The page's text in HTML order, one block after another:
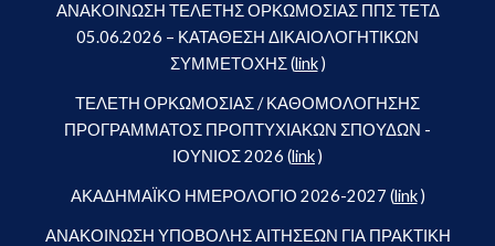
ΑΝΑΚΟΙΝΩΣΗ ΤΕΛΕΤΗΣ ΟΡΚΩΜΟΣΙΑΣ ΠΠΣ ΤΕΤΔ
05.06.2026 – ΚΑΤΑΘΕΣΗ ΔΙΚΑΙΟΛΟΓΗΤΙΚΩΝ
ΣΥΜΜΕΤΟΧΗΣ (link )
ΤΕΛΕΤΗ ΟΡΚΩΜΟΣΙΑΣ / ΚΑΘΟΜΟΛΟΓΗΣΗΣ
ΠΡΟΓΡΑΜΜΑΤΟΣ ΠΡΟΠΤΥΧΙΑΚΩΝ ΣΠΟΥΔΩΝ -
ΙΟΥΝΙΟΣ 2026 (link)
ΑΚΑΔΗΜΑΪΚΟ ΗΜΕΡΟΛΟΓΙΟ 2026-2027 (link )
ΑΝΑΚΟΙΝΩΣΗ ΥΠΟΒΟΛΗΣ ΑΙΤΗΣΕΩΝ ΓΙΑ ΠΡΑΚΤΙΚΗ